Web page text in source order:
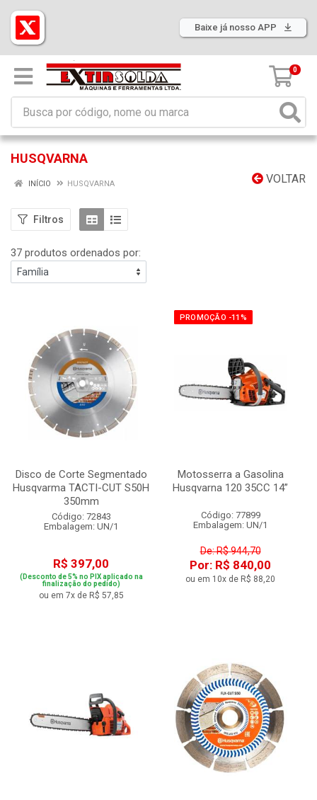
Baixe já nosso APP
0
HUSQVARNA
VOLTAR
INÍCIO HUSQVARNA
Filtros
37 produtos ordenados por:
Disco de Corte Segmentado
Husqvarma TACTI-CUT S50H
350mm
Código: 72843
Embalagem: UN/1
R$ 397,00
(Desconto de 5% no PIX aplicado na
finalização do pedido)
ou em 7x de R$ 57,85
PROMOÇÃO -11%
Motosserra a Gasolina
Husqvarna 120 35CC 14”
Código: 77899
Embalagem: UN/1
De: R$ 944,70
Por: R$ 840,00
ou em 10x de R$ 88,20